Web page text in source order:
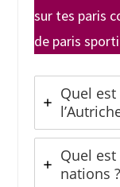
sur tes paris
de paris
Quel
Quel
nations ?